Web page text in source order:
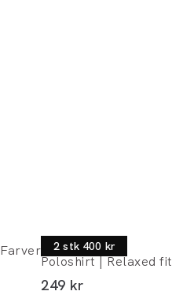
Farver 2 stk 400 kr
Lindbergh
Poloshirt | Relaxed fit
I alt (inkl. rabat)
249 kr